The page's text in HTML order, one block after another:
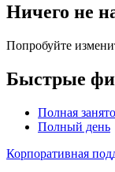
Ничего не
Попробуйте
Быстрые
Полная
Полный день
Корпоративная